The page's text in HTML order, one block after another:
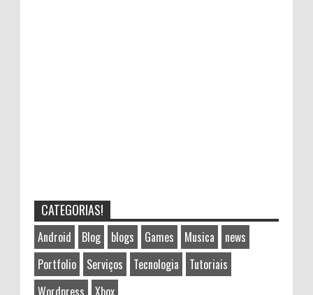
CATEGORIAS!
Android Blog blogs Games Musica
news
Portfolio
Serviços Tecnologia
Tutoriais